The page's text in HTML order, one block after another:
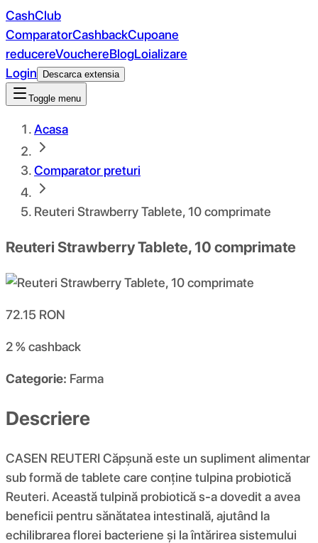
CashClub
ComparatorCashbackCupoane
reducereVouchereBlogLoializare
Login
Descarca extensia
Toggle menu
Acasa
Comparator preturi
Reuteri Strawberry Tablete, 10 comprimate
Reuteri Strawberry Tablete, 10 comprimate
72.15 RON
2 %cashback
Categorie: Farma
Descriere
CASEN REUTERI Căpșună este un supliment alimentar
sub formă de tablete care conține tulpina probiotică
Reuteri. Această tulpină probiotică s-a dovedit a avea
beneficii pentru sănătatea intestinală, ajutând la
echilibrarea florei bacteriene și la întărirea sistemului